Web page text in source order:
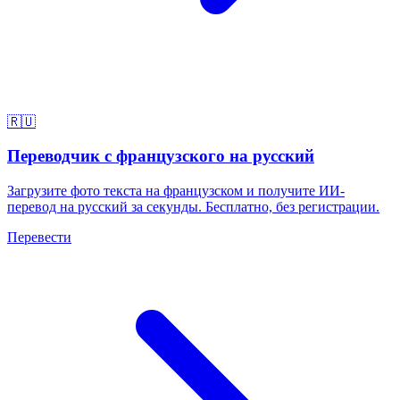
🇷🇺
Переводчик с французского на русский
Загрузите фото текста на французском и получите ИИ-
перевод на русский за секунды. Бесплатно, без регистрации.
Перевести